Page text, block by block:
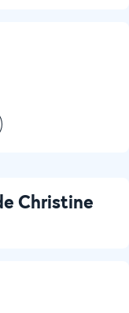
Christine